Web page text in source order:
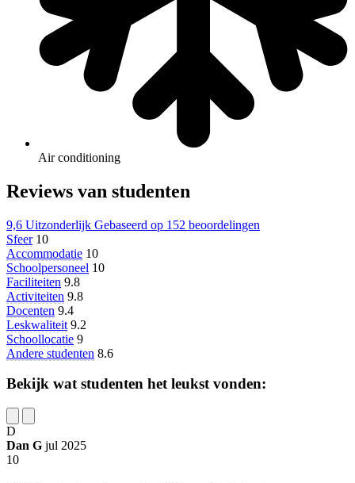
Air conditioning
Reviews van studenten
9,6 Uitzonderlijk Gebaseerd op 152 beoordelingen
Sfeer 10
Accommodatie 10
Schoolpersoneel 10
Faciliteiten 9.8
Activiteiten 9.8
Docenten 9.4
Leskwaliteit 9.2
Schoollocatie 9
Andere studenten 8.6
Bekijk wat studenten het leukst vonden:
D
Dan G jul 2025
10